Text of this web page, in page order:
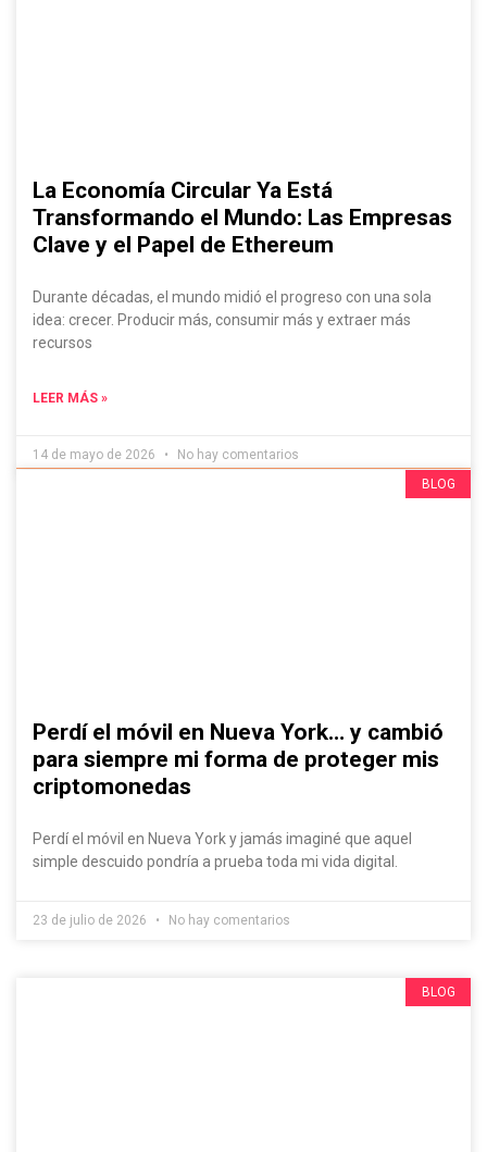
La Economía Circular Ya Está
Transformando el Mundo: Las Empresas
Clave y el Papel de Ethereum
Durante décadas, el mundo midió el progreso con una sola
idea: crecer. Producir más, consumir más y extraer más
recursos
LEER MÁS »
14 de mayo de 2026 No hay comentarios
Evádelo Si Puedes, ¡Contenido IRRESISTIBLE!BLOG
Perdí el móvil en Nueva York… y cambió
para siempre mi forma de proteger mis
criptomonedas
Perdí el móvil en Nueva York y jamás imaginé que aquel
simple descuido pondría a prueba toda mi vida digital.
23 de julio de 2026 No hay comentarios
BLOG